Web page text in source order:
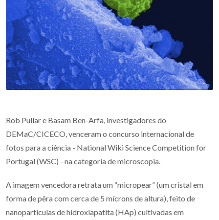
Rob Pullar e Basam Ben-Arfa, investigadores do
DEMaC/CICECO, venceram o concurso internacional de
fotos para a ciência - National Wiki Science Competition for
Portugal (WSC) - na categoria de microscopia.
A imagem vencedora retrata um “micropear” (um cristal em
forma de pêra com cerca de 5 mícrons de altura), feito de
nanopartículas de hidroxiapatita (HAp) cultivadas em